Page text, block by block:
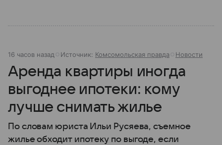
16 часов назад Источник: Комсомольская правда Новости
Аренда квартиры иногда
выгоднее ипотеки: кому
лучше снимать жилье
По словам юриста Ильи Русяева, съемное
жилье обходит ипотеку по выгоде, если